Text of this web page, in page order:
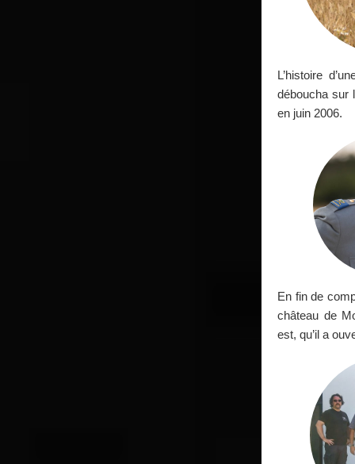
L’histoire
déboucha sur
en juin 2006.
En fin de
château de
est, qu’il a